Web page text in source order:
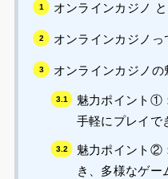
オンラインカジノ と
オンラインカジノっ
オンラインカジノの
魅力ポイント①
手軽にプレイで
魅力ポイント②
き、多様なゲー